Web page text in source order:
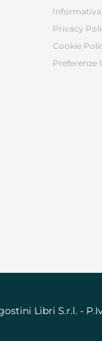
Informativa
Privacy
Cookie
Preferenze
Libri S.r.l. -